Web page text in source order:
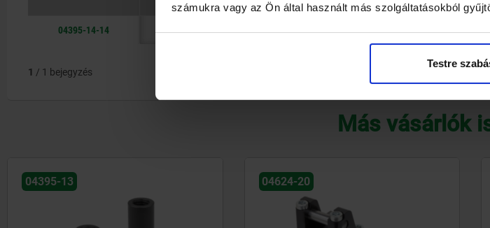
számukra vagy az Ön által használt más szolgáltatásokból
Testre
04395-14-14 14
1 / 1 bejegyzés TÁBLÁZAT
Más vásárlók
04395-13 04624-20